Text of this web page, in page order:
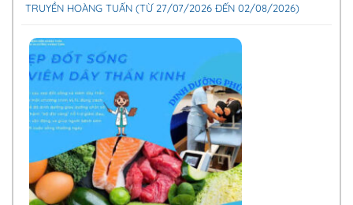
TRUYỀN HOÀNG TUẤN (TỪ 27/07/2026 ĐẾN 02/08/2026)